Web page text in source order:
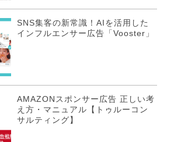
SNS集客の新常識！AIを活用した
インフルエンサー広告「Vooster」
AMAZONスポンサー広告 正しい考
え方・マニュアル【トゥルーコン
サルティング】